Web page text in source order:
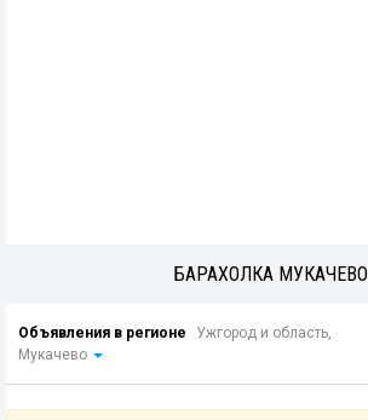
БАРАХОЛКА МУКАЧЕВО
Объявления в регионе
Ужгород и область,
Мукачево